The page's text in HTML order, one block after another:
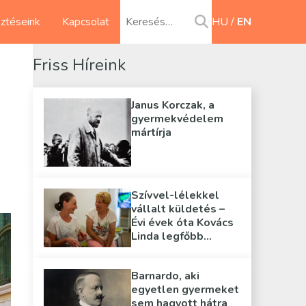
Kapcsolat HU EN
Friss Híreink
Janus Korczak, a
gyermekvédelem
mártírja
Szívvel-lélekkel
vállalt küldetés –
Évi évek óta Kovács
Linda legfőbb
Barnardo, aki
egyetlen gyermeket
sem hagyott hátra